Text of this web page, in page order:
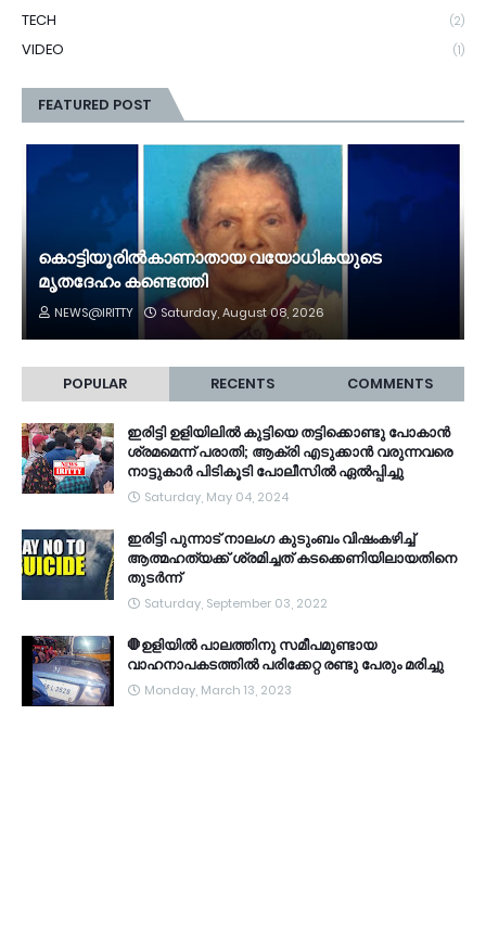
TECH (2)
VIDEO (1)
FEATURED POST
കൊട്ടിയൂരിൽകാണാതായ വയോധികയുടെ
മൃതദേഹം കണ്ടെത്തി
NEWS@IRITTY Saturday, August 08, 2026
POPULAR RECENTS COMMENTS
ഇരിട്ടി ഉളിയിലിൽ കുട്ടിയെ തട്ടിക്കൊണ്ടു പോകാൻ
ശ്രമമെന്ന് പരാതി; ആക്രി എടുക്കാൻ വരുന്നവരെ
നാട്ടുകാർ പിടികൂടി പോലീസിൽ ഏൽപ്പിച്ചു
Saturday, May 04, 2024
ഇരിട്ടി പുന്നാട് നാലംഗ കുടുംബം വിഷംകഴിച്ച്‌
ആത്മഹത്യക്ക് ശ്രമിച്ചത് കടക്കെണിയിലായതിനെ
തുടർന്ന്
Saturday, September 03, 2022
🛑ഉളിയിൽ പാലത്തിനു സമീപമുണ്ടായ
വാഹനാപകടത്തിൽ പരിക്കേറ്റ രണ്ടു പേരും മരിച്ചു
Monday, March 13, 2023